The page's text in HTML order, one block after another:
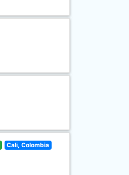
Cali, Colombia